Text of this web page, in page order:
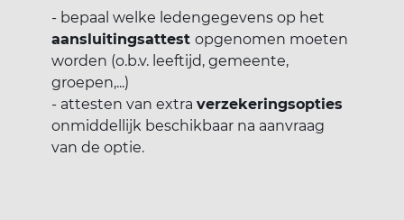
- bepaal welke ledengegevens op het
aansluitingsattest opgenomen moeten
worden (o.b.v. leeftijd, gemeente,
groepen,...)
- attesten van extra verzekeringsopties
onmiddellijk beschikbaar na aanvraag
van de optie.